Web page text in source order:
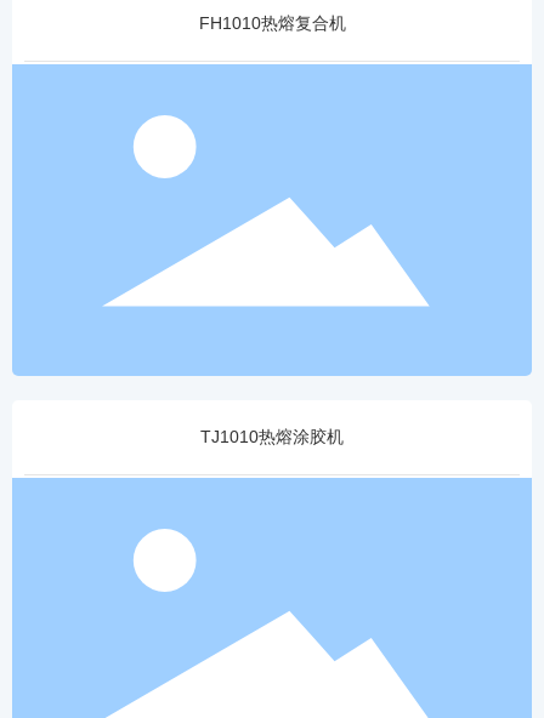
FH1010热熔复合机
TJ1010热熔涂胶机